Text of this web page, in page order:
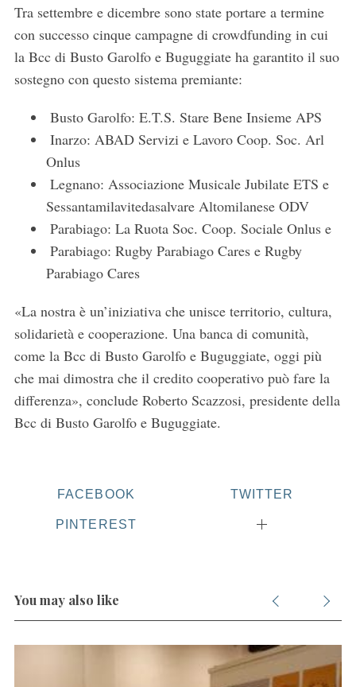
Tra settembre e dicembre sono state portare a termine
con successo cinque campagne di crowdfunding in cui
la Bcc di Busto Garolfo e Buguggiate ha garantito il suo
sostegno con questo sistema premiante:
⁠ ⁠Busto Garolfo: E.T.S. Stare Bene Insieme APS
⁠ Inarzo: ABAD Servizi e Lavoro Coop. Soc. Arl
Onlus
⁠ ⁠Legnano: Associazione Musicale Jubilate ETS e
Sessantamilavitedasalvare Altomilanese ODV
⁠ Parabiago: La Ruota Soc. Coop. Sociale Onlus e
⁠ ⁠Parabiago: Rugby Parabiago Cares e Rugby
Parabiago Cares
«La nostra è un’iniziativa che unisce territorio, cultura,
solidarietà e cooperazione. Una banca di comunità,
come la Bcc di Busto Garolfo e Buguggiate, oggi più
che mai dimostra che il credito cooperativo può fare la
differenza», conclude Roberto Scazzosi, presidente della
Bcc di Busto Garolfo e Buguggiate.
FACEBOOK TWITTER
PINTEREST
You may also like